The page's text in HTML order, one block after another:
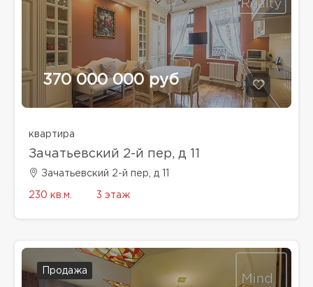
370 000 000 руб
квартира
Зачатьевский 2-й пер, д 11
Зачатьевский 2-й пер, д 11
230 кв.м. 3 этаж
Продажа